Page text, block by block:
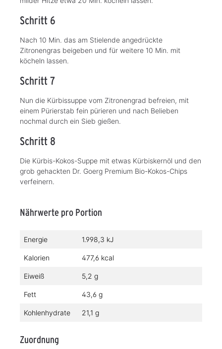
Schritt 6
Nach 10 Min. das am Stielende angedrückte
Zitronengras beigeben und für weitere 10 Min. mit
köcheln lassen.
Schritt 7
Nun die Kürbissuppe vom Zitronengrad befreien, mit
einem Pürierstab fein pürieren und nach Belieben
nochmal durch ein Sieb gießen.
Schritt 8
Die Kürbis-Kokos-Suppe mit etwas Kürbiskernöl und den
grob gehackten Dr. Goerg Premium Bio-Kokos-Chips
verfeinern.
Nährwerte pro Portion
Energie 1.998,3 kJ
Kalorien 477,6 kcal
Eiweiß 5,2 g
Fett 43,6 g
Kohlenhydrate 21,1 g
Zuordnung